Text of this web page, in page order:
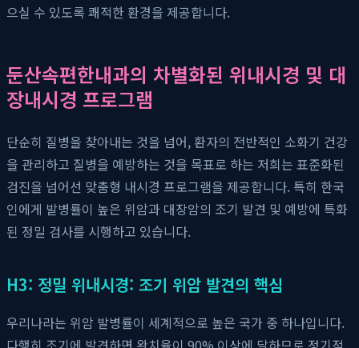
으실 수 있도록 쾌적한 환경을 제공합니다.
둔산속편한내과의 차별화된 위내시경 및 대
장내시경 프로그램
단순히 질병을 찾아내는 것을 넘어, 환자의 전반적인 소화기 건강
을 관리하고 질병을 예방하는 것을 목표로 하는 저희는 표준화된
검진을 넘어선 맞춤형 내시경 프로그램을 제공합니다. 특히 한국
인에게 발병률이 높은 위암과 대장암의 조기 발견 및 예방에 특화
된 정밀 검사를 시행하고 있습니다.
H3: 정밀 위내시경: 조기 위암 발견의 핵심
우리나라는 위암 발병률이 세계적으로 높은 국가 중 하나입니다.